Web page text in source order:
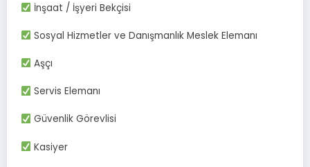
İnşaat / İşyeri Bekçisi
Sosyal Hizmetler ve Danışmanlık Meslek Elemanı
Aşçı
Servis Elemanı
Güvenlik Görevlisi
Kasiyer